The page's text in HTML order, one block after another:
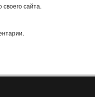
своего сайта.